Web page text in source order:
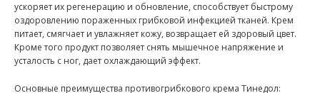
ускоряет их регенерацию и обновление, способствует быстрому
оздоровлению пораженных грибковой инфекцией тканей. Крем
питает, смягчает и увлажняет кожу, возвращает ей здоровый цвет.
Кроме того продукт позволяет снять мышечное напряжение и
усталость с ног, дает охлаждающий эффект.
Основные преимущества противогрибкового крема Тинедол: